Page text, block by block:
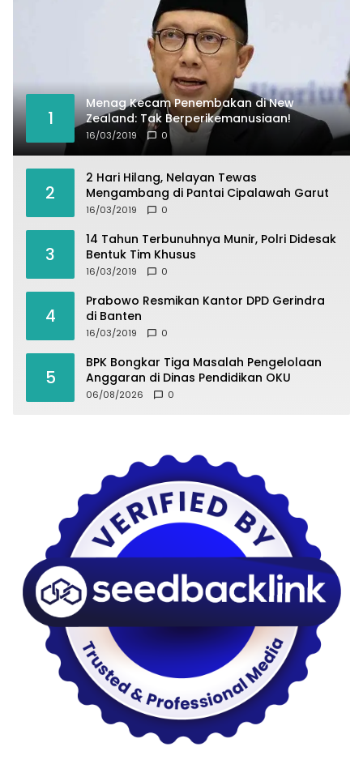
1
Menag Kecam Penembakan di New
Zealand: Tak Berperikemanusiaan!
16/03/2019 0
2
2 Hari Hilang, Nelayan Tewas
Mengambang di Pantai Cipalawah Garut
16/03/2019 0
3
14 Tahun Terbunuhnya Munir, Polri Didesak
Bentuk Tim Khusus
16/03/2019 0
4
Prabowo Resmikan Kantor DPD Gerindra
di Banten
16/03/2019 0
5
BPK Bongkar Tiga Masalah Pengelolaan
Anggaran di Dinas Pendidikan OKU
06/08/2026 0